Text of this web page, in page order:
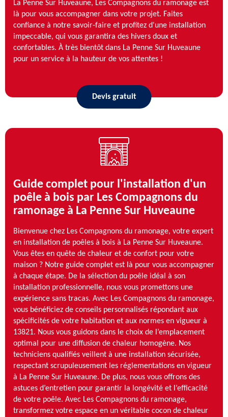
La Penne Sur Huveaune, Les Compagnons du ramonage est
là pour vous accompagner dans votre projet. Faites
confiance à notre savoir-faire et profitez d'une installation
impeccable, qui vous garantira des hivers doux et
confortables. À très bientôt dans La Penne Sur Huveaune
pour un service à la hauteur de vos attentes !
Devis gratuit
Guide complet pour l'installation d'un
poêle à bois par Les Compagnons du
ramonage à La Penne Sur Huveaune
Bienvenue chez Les Compagnons du ramonage, votre expert
en installation de poêles à bois à La Penne Sur Huveaune.
Vous êtes en quête de chaleur et de confort pour votre
maison ? Notre guide complet est là pour vous accompagner
à chaque étape. De la sélection du poêle idéal à son
installation professionnelle, nous vous promettons une
expérience sans tracas. Avec Les Compagnons du ramonage,
vous bénéficiez de conseils personnalisés répondant aux
spécificités de votre habitation et aux normes en vigueur à
13821. Nous vous guidons dans le choix de l’emplacement
optimal pour une diffusion de chaleur homogène. Nos
techniciens qualifiés veillent à une installation sécurisée,
respectant scrupuleusement les réglementations en vigueur
à La Penne Sur Huveaune. De plus, nous vous offrons des
astuces d’entretien pour garantir la longévité et l’efficacité
de votre poêle. Avec Les Compagnons du ramonage,
transformez votre espace en un véritable cocon de chaleur